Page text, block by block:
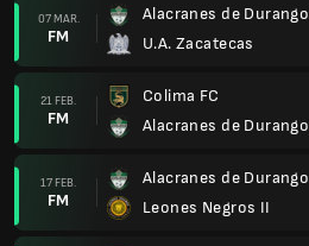
07 MAR.
FM
Alacranes de Durango
U.A. Zacatecas
21 FEB.
FM
Colima FC
Alacranes de Durango
17 FEB.
FM
Alacranes de Durango
Leones Negros II